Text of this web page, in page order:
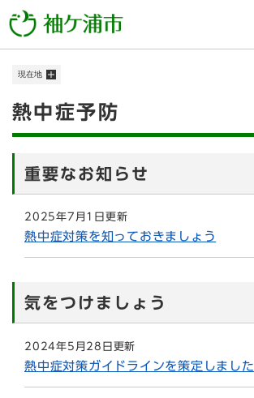
ー
メニューを飛ばして本文へ
現在地
本
熱中症予防
重要なお知らせ
2025年7月1日更新
熱中症対策を知っておきましょう
気をつけましょう
2024年5月28日更新
熱中症対策ガイドラインを策定しました